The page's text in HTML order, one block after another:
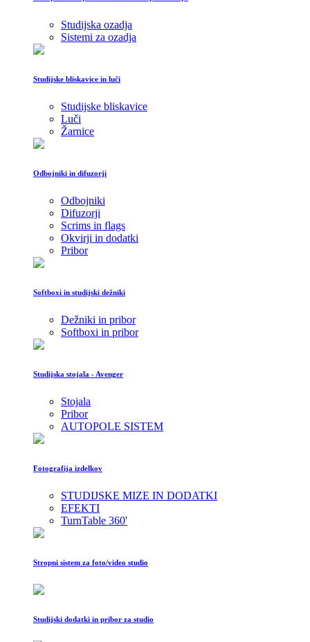
Studijska ozadja
Sistemi za ozadja
Studijske bliskavice in luči
Studijske bliskavice
Luči
Žarnice
Odbojniki in difuzorji
Odbojniki
Difuzorji
Scrims in flags
Okvirji in dodatki
Pribor
Softboxi in studijski dežniki
Dežniki in pribor
Softboxi in pribor
Studijska stojala - Avenger
Stojala
Pribor
AUTOPOLE SISTEM
Fotografija izdelkov
STUDIJSKE MIZE IN DODATKI
EFEKTI
TurnTable 360'
Stropni sistem za foto/video studio
Studijski dodatki in pribor za studio